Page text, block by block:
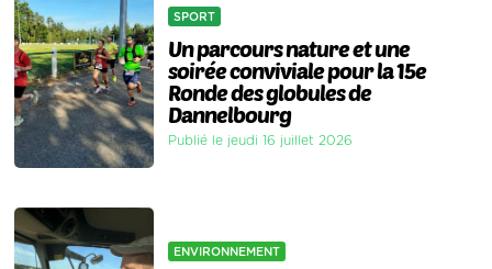
SPORT
Un parcours nature et une
soirée conviviale pour la 15e
Ronde des globules de
Dannelbourg
Publié le jeudi 16 juillet 2026
ENVIRONNEMENT